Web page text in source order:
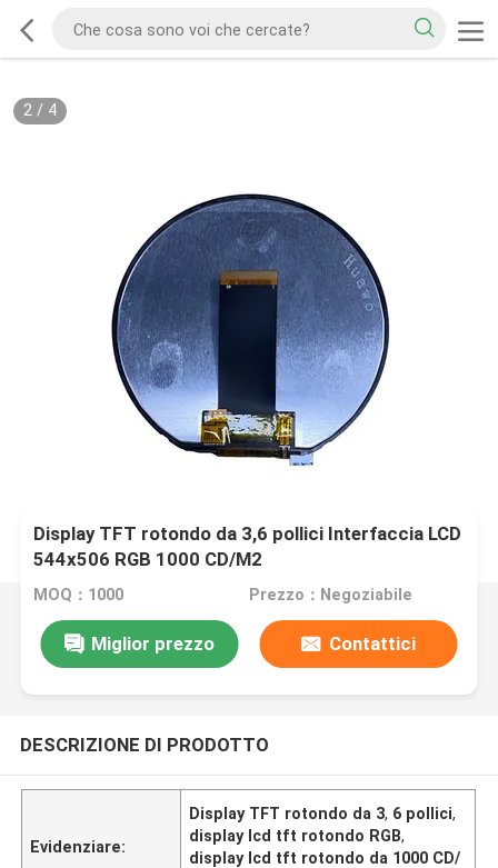
2/ 4
Display TFT rotondo da 3,6 pollici Interfaccia LCD
544x506 RGB 1000 CD/M2
MOQ：1000 Prezzo：Negoziabile
Miglior prezzo Contattici
DESCRIZIONE DI PRODOTTO
Evidenziare:
Display TFT rotondo da 3, 6 pollici,
display lcd tft rotondo RGB,
display lcd tft rotondo da 1000 CD/